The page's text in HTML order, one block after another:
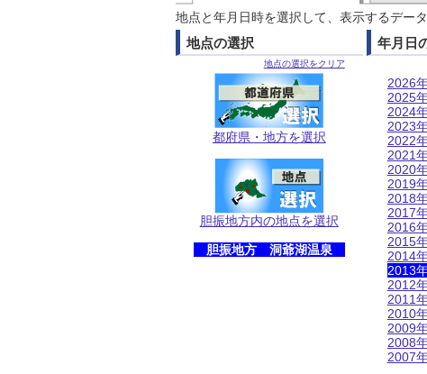
地点と年月日時を選択して、表示するデー
地点の選択
地点の選択をクリア
都府県・地方を選択
胆振地方内の地点を選択
胆振地方 洞爺湖温泉
年月日
2026
2025
2024
2023
2022
2021
2020
2019
2018
2017
2016
2015
2014
2013
2012
2011
2010
2009
2008
2007